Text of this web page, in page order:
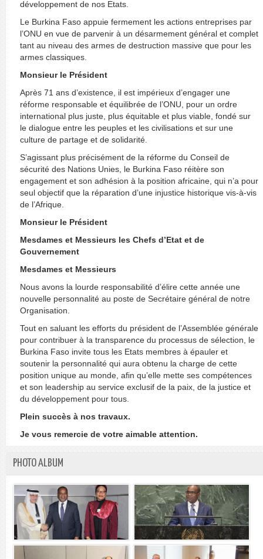
développement de nos Etats.
Le Burkina Faso appuie fermement les actions entreprises par
l’ONU en vue de parvenir à un désarmement général et complet
tant au niveau des armes de destruction massive que pour les
armes classiques.
Monsieur le Président
Après 71 ans d’existence, il est impérieux d’engager une
réforme responsable et équilibrée de l’ONU, pour un ordre
international plus juste, plus équitable et plus viable, fondé sur
le dialogue entre les peuples et les civilisations et sur une
culture de partage et de solidarité.
S’agissant plus précisément de la réforme du Conseil de
sécurité des Nations Unies, le Burkina Faso réitère son
engagement et son adhésion à la position africaine, qui n’a pour
seul objectif que la réparation d’une injustice historique vis-à-vis
de l’Afrique.
Monsieur le Président
Mesdames et Messieurs les Chefs d’Etat et de
Gouvernement
Mesdames et Messieurs
Nous avons la lourde responsabilité d’élire cette année une
nouvelle personnalité au poste de Secrétaire général de notre
Organisation.
Tout en saluant les efforts du président de l’Assemblée générale
pour contribuer à la transparence du processus de sélection, le
Burkina Faso invite tous les Etats membres à épauler et
soutenir la personnalité qui aura obtenu la charge de cette
position unique au monde, afin qu’elle mette ses compétences
et son leadership au service exclusif de la paix, de la justice et
du développement pour tous.
Plein succès à nos travaux.
Je vous remercie de votre aimable attention.
PHOTO ALBUM